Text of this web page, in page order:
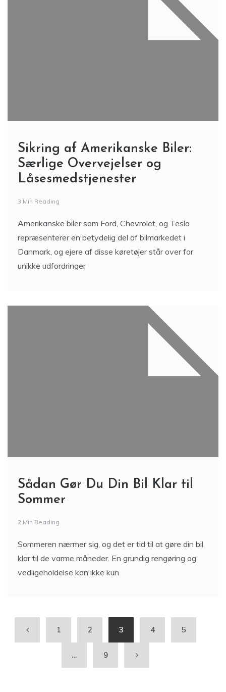
Sikring af Amerikanske Biler:
Særlige Overvejelser og
Låsesmedstjenester
3 Min Reading
Amerikanske biler som Ford, Chevrolet, og Tesla
repræsenterer en betydelig del af bilmarkedet i
Danmark, og ejere af disse køretøjer står over for
unikke udfordringer
Sådan Gør Du Din Bil Klar til
Sommer
2 Min Reading
Sommeren nærmer sig, og det er tid til at gøre din bil
klar til de varme måneder. En grundig rengøring og
vedligeholdelse kan ikke kun
1 2 3 4 5
… 9